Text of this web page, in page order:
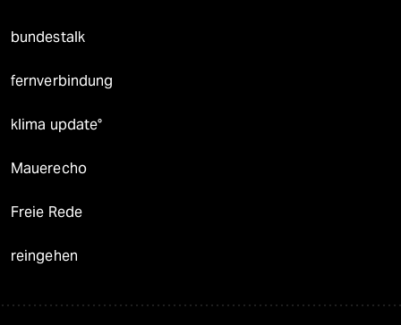
bundestalk
fernverbindung
klima update°
Mauerecho
Freie Rede
reingehen